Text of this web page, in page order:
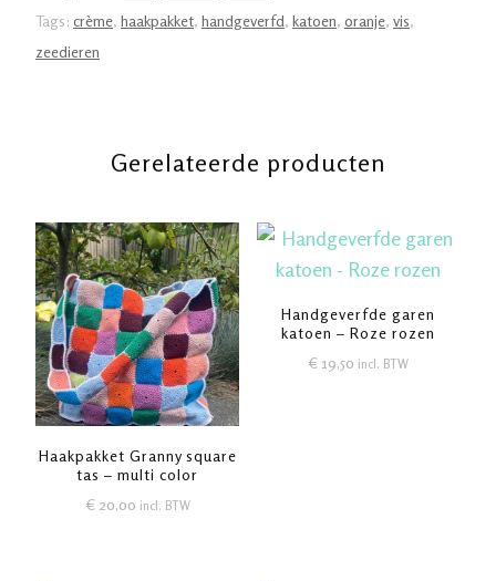
Tags: crème, haakpakket, handgeverfd, katoen, oranje, vis,
zeedieren
Gerelateerde producten
Haakpakket Granny square
tas – multi color
€ 20,00 incl. BTW
Handgeverfde garen
katoen – Roze rozen
€ 19,50 incl. BTW